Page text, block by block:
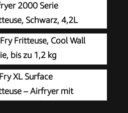
°C, Teilweise
2000 Watt, Schwarz,
2000 Serie
Schwarz, 4,2L
Fritteuse, Cool Wall
bis zu 1,2 kg
einklappbarer
regelbares Thermostat
schwarz, FF1078
XL Surface
– Airfryer mit